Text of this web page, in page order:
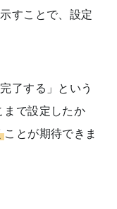
すことで、設定
了する」という
まで設定したか
ことが期待できま